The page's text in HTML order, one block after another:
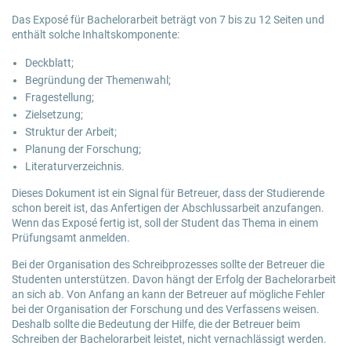
Das Exposé für Bachelorarbeit beträgt von 7 bis zu 12 Seiten und
enthält solche Inhaltskomponente:
Deckblatt;
Begründung der Themenwahl;
Fragestellung;
Zielsetzung;
Struktur der Arbeit;
Planung der Forschung;
Literaturverzeichnis.
Dieses Dokument ist ein Signal für Betreuer, dass der Studierende
schon bereit ist, das Anfertigen der Abschlussarbeit anzufangen.
Wenn das Exposé fertig ist, soll der Student das Thema in einem
Prüfungsamt anmelden.
Bei der Organisation des Schreibprozesses sollte der Betreuer die
Studenten unterstützen. Davon hängt der Erfolg der Bachelorarbeit
an sich ab. Von Anfang an kann der Betreuer auf mögliche Fehler
bei der Organisation der Forschung und des Verfassens weisen.
Deshalb sollte die Bedeutung der Hilfe, die der Betreuer beim
Schreiben der Bachelorarbeit leistet, nicht vernachlässigt werden.